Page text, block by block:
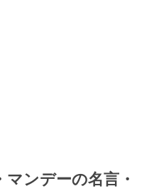
マンデーの名言・